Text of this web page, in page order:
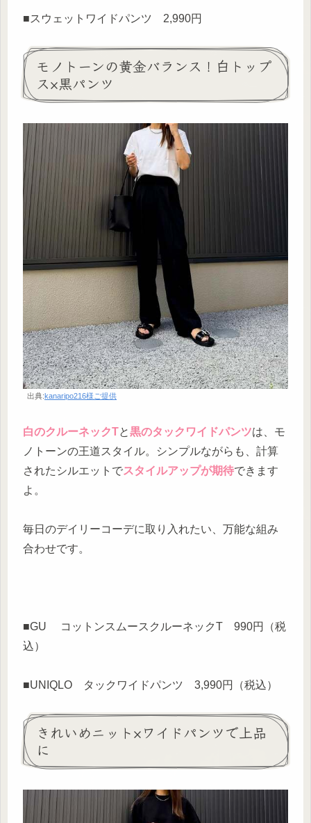
■スウェットワイドパンツ 2,990円
モノトーンの黄金バランス！白トップ
ス×黒パンツ
出典:kanaripo216様ご提供
白のクルーネックTと黒のタックワイドパンツは、モ
ノトーンの王道スタイル。シンプルながらも、計算
されたシルエットでスタイルアップが期待できます
よ。
毎日のデイリーコーデに取り入れたい、万能な組み
合わせです。
■GU コットンスムースクルーネックT 990円（税
込）
■UNIQLO タックワイドパンツ 3,990円（税込）
きれいめニット×ワイドパンツで上品
に